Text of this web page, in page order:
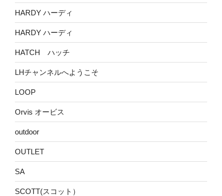
HARDY ハーディ
HARDY ハーディ
HATCH ハッチ
LHチャンネルへようこそ
LOOP
Orvis オービス
outdoor
OUTLET
SA
SCOTT(スコット）